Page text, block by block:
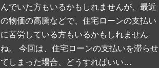
んでいた方もいるかもしれませんが、最近
の物価の高騰などで、住宅ローンの支払い
に苦労している方もいるかもしれません
ね。 今回は、住宅ローンの支払いを滞らせ
てしまった場合、どうすればいい…